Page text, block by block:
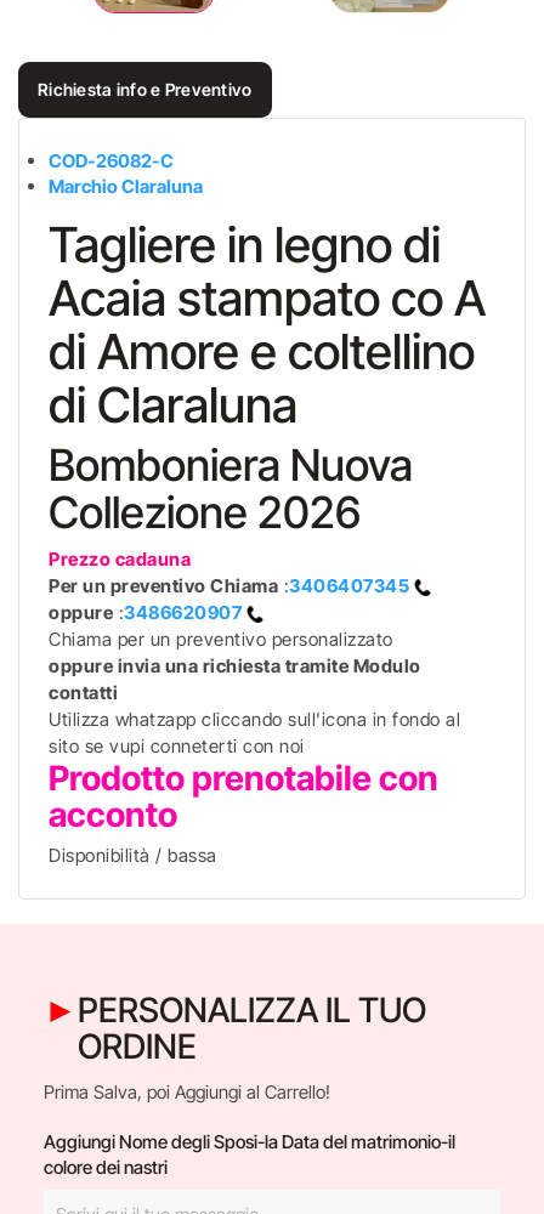
Richiesta info e Preventivo
COD-26082-C
Marchio Claraluna
Tagliere in legno di
Acaia stampato co A
di Amore e coltellino
di Claraluna
Bomboniera Nuova
Collezione 2026
Prezzo cadauna
Per un preventivo Chiama :3406407345
oppure :3486620907
Chiama per un preventivo personalizzato
oppure invia una richiesta tramite Modulo
contatti
Utilizza whatzapp cliccando sull'icona in fondo al
sito se vupi conneterti con noi
Prodotto prenotabile con
acconto
Disponibilità / bassa
PERSONALIZZA IL TUO
ORDINE
Prima Salva, poi Aggiungi al Carrello!
Aggiungi Nome degli Sposi-la Data del matrimonio-il
colore dei nastri